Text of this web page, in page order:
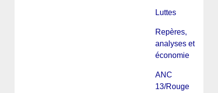
Luttes
Repères,
analyses et
économie
ANC
13/Rouge